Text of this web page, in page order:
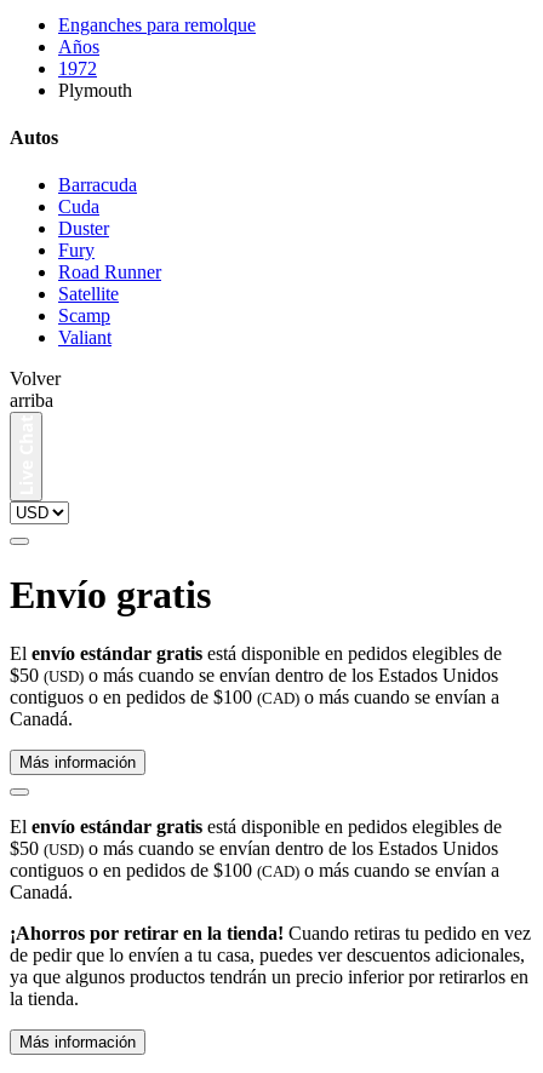
Enganches para remolque
Años
1972
Plymouth
Autos
Barracuda
Cuda
Duster
Fury
Road Runner
Satellite
Scamp
Valiant
Volver
arriba
Envío gratis
El envío estándar gratis está disponible en pedidos elegibles de
$50 (USD) o más cuando se envían dentro de los Estados Unidos
contiguos o en pedidos de $100 (CAD) o más cuando se envían a
Canadá.
Más información
El envío estándar gratis está disponible en pedidos elegibles de
$50 (USD) o más cuando se envían dentro de los Estados Unidos
contiguos o en pedidos de $100 (CAD) o más cuando se envían a
Canadá.
¡Ahorros por retirar en la tienda! Cuando retiras tu pedido en vez
de pedir que lo envíen a tu casa, puedes ver descuentos adicionales,
ya que algunos productos tendrán un precio inferior por retirarlos en
la tienda.
Más información